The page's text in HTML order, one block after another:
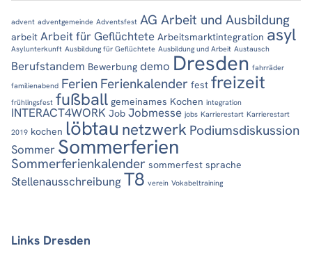
advent adventgemeinde Adventsfest AG Arbeit und Ausbildung
arbeit Arbeit für Geflüchtete Arbeitsmarktintegration asyl
Asylunterkunft Ausbildung für Geflüchtete Ausbildung und Arbeit Austausch
Berufstandem Bewerbung demo Dresden fahrräder
familienabend Ferien Ferienkalender fest freizeit
frühlingsfest fußball gemeinames Kochen integration
INTERACT4WORK Job Jobmesse jobs Karrierestart Karrierestart
2019 kochen löbtau netzwerk Podiumsdiskussion
Sommer Sommerferien
Sommerferienkalender sommerfest sprache
Stellenausschreibung T8 verein Vokabeltraining
Links Dresden